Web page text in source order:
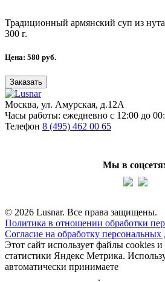
Традиционный армянский суп из
300 г.
Цена: 580 руб.
Заказать
Москва, ул. Амурская, д.12А
Часы работы: ежедневно с 12:00 до
Телефон 8 (495) 462 00 65
Мы в
© 2026 Lusnar. Все права защищены.
Политика в отношении обработки
Согласие на обработку
Этот сайт использует файлы cookies и
статистики Яндекс Метрика.
автоматически принимаете
.